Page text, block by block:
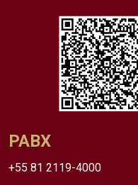
PABX
+55 81 2119-4000